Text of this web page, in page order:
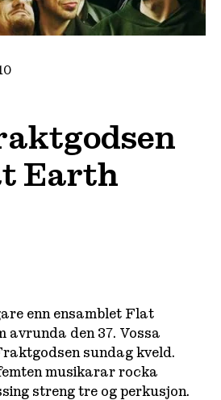
Earth
enn ensamblet Flat
avrunda den 37. Vossa
sundag kveld.
musikarar rocka
streng tre og perkusjon.